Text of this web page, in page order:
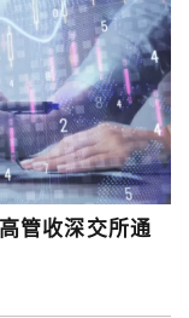
管收深交所通